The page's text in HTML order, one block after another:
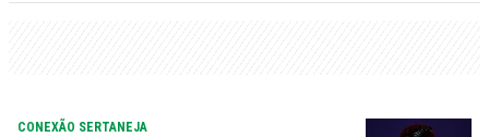
CONEXÃO SERTANEJA